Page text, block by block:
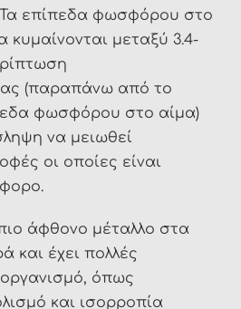
Τα επίπεδα φωσφόρου στο
κυμαίνονται μεταξύ 3.4-
(παραπάνω από το
φωσφόρου στο αίμα)
να μειωθεί
οι οποίες είναι
άφθονο μέταλλο στα
και έχει πολλές
οργανισμό, όπως
και ισορροπία